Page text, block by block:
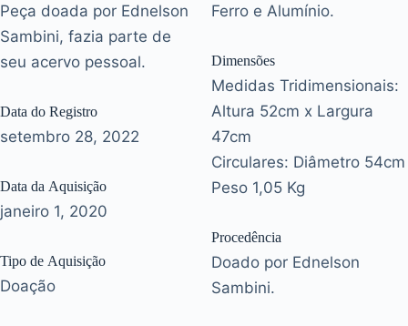
Peça doada por Ednelson
Sambini, fazia parte de
seu acervo pessoal.
Data do Registro
setembro 28, 2022
Data da Aquisição
janeiro 1, 2020
Tipo de Aquisição
Doação
Ferro e Alumínio.
Dimensões
Medidas Tridimensionais:
Altura 52cm x Largura
47cm
Circulares: Diâmetro 54cm
Peso 1,05 Kg
Procedência
Doado por Ednelson
Sambini.